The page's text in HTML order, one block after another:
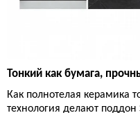
Тонкий как бумага,
Как полнотелая керамика
технология делают поддон